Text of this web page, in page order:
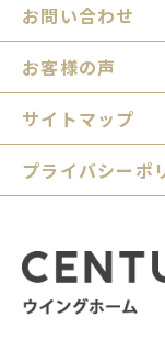
お問い合わせ
お客様の声
サイトマップ
プライバシーポ